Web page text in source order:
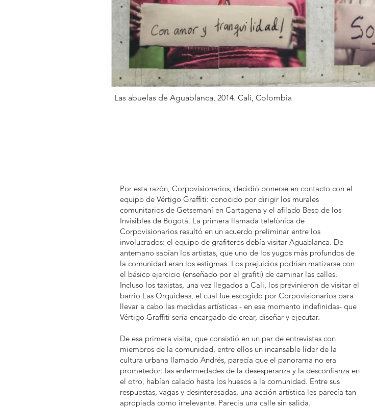
Las abuelas de Aguablanca, 2014. Cali, Colombia
Por esta razón, Corpovisionarios, decidió ponerse en contacto con el
equipo de Vértigo Graffiti: conocido por dirigir los murales
comunitarios de Getsemaní en Cartagena y el afilado Beso de los
Invisibles de Bogotá. La primera llamada telefónica de
Corpovisionarios resultó en un acuerdo preliminar entre los
involucrados: el equipo de grafiteros debía visitar Aguablanca. De
antemano sabían los artistas, que uno de los yugos más profundos de
la comunidad eran los estigmas. Los prejuicios podrían matizarse con
el básico ejercicio (enseñado por el grafiti) de caminar las calles.
Incluso los taxistas, una vez llegados a Cali, los previnieron de visitar el
barrio Las Orquídeas, el cual fue escogido por Corpovisionarios para
llevar a cabo las medidas artísticas - en ese momento indefinidas- que
Vértigo Graffiti sería encargado de crear, diseñar y ejecutar.
De esa primera visita, que consistió en un par de entrevistas con
miembros de la comunidad, entre ellos un incansable líder de la
cultura urbana llamado Andrés, parecía que el panorama no era
prometedor: las enfermedades de la desesperanza y la desconfianza en
el otro, habían calado hasta los huesos a la comunidad. Entre sus
respuestas, vagas y desinteresadas, una acción artística les parecía tan
apropiada como irrelevante. Parecía una calle sin salida.